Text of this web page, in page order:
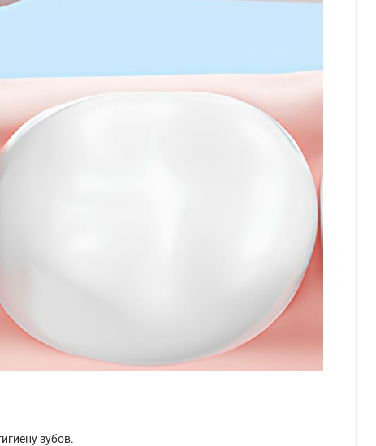
зубов.